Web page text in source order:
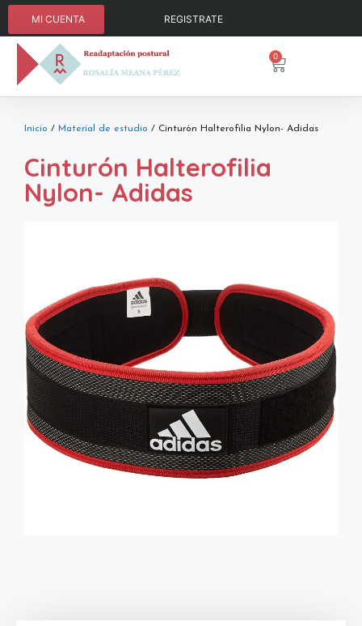
MI CUENTA REGISTRATE
0
Inicio / Material de estudio / Cinturón Halterofilia Nylon- Adidas
Cinturón Halterofilia
Nylon- Adidas